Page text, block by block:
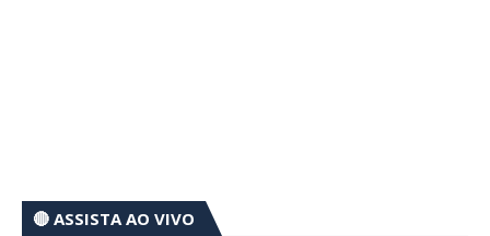
🔴 ASSISTA AO VIVO